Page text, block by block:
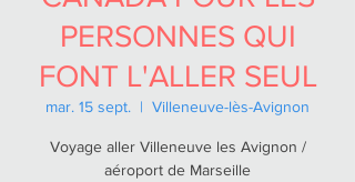
PERSONNES QUI
FONT L'ALLER SEUL
mar. 15 sept.
  |
Villeneuve-lès-Avignon
Voyage aller Villeneuve les Avignon /
aéroport de Marseille